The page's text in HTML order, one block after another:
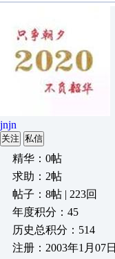
jnjn
关注 私信
精华：0帖
求助：2帖
帖子：8帖 | 223回
年度积分：45
历史总积分：514
注册：2003年1月07日